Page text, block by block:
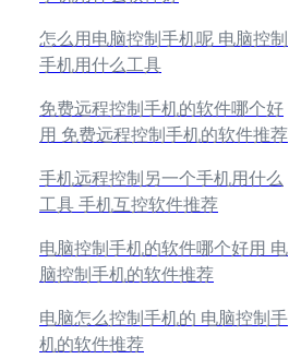
怎么用电脑控制手机呢 电脑控制
手机用什么工具
免费远程控制手机的软件哪个好
用 免费远程控制手机的软件推荐
手机远程控制另一个手机用什么
工具 手机互控软件推荐
电脑控制手机的软件哪个好用 电
脑控制手机的软件推荐
电脑怎么控制手机的 电脑控制手
机的软件推荐